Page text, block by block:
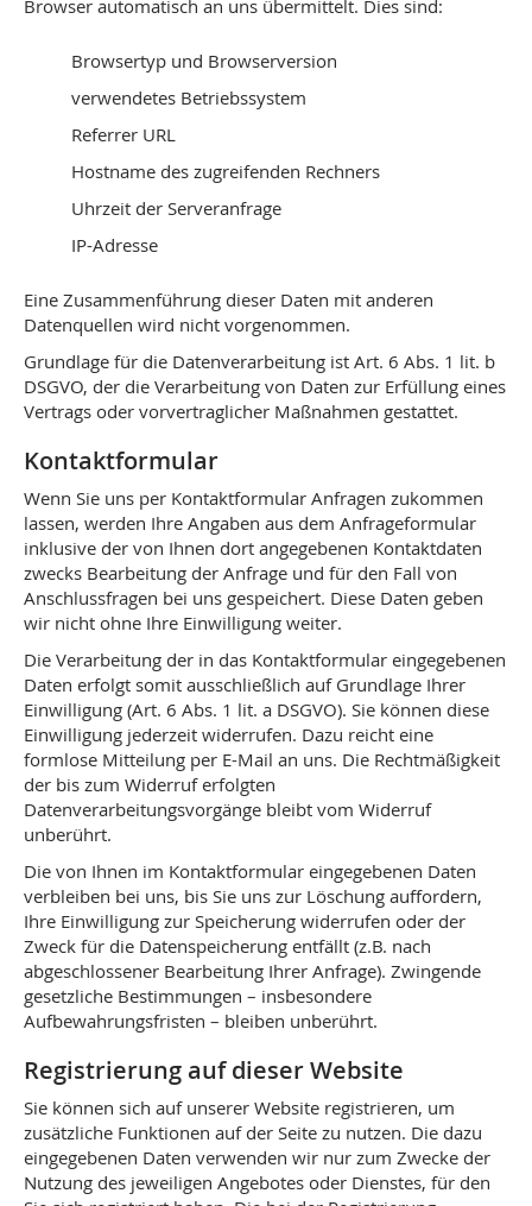
Browser automatisch an uns übermittelt. Dies sind:
Browsertyp und Browserversion
verwendetes Betriebssystem
Referrer URL
Hostname des zugreifenden Rechners
Uhrzeit der Serveranfrage
IP-Adresse
Eine Zusammenführung dieser Daten mit anderen
Datenquellen wird nicht vorgenommen.
Grundlage für die Datenverarbeitung ist Art. 6 Abs. 1 lit. b
DSGVO, der die Verarbeitung von Daten zur Erfüllung eines
Vertrags oder vorvertraglicher Maßnahmen gestattet.
Kontaktformular
Wenn Sie uns per Kontaktformular Anfragen zukommen
lassen, werden Ihre Angaben aus dem Anfrageformular
inklusive der von Ihnen dort angegebenen Kontaktdaten
zwecks Bearbeitung der Anfrage und für den Fall von
Anschlussfragen bei uns gespeichert. Diese Daten geben
wir nicht ohne Ihre Einwilligung weiter.
Die Verarbeitung der in das Kontaktformular eingegebenen
Daten erfolgt somit ausschließlich auf Grundlage Ihrer
Einwilligung (Art. 6 Abs. 1 lit. a DSGVO). Sie können diese
Einwilligung jederzeit widerrufen. Dazu reicht eine
formlose Mitteilung per E-Mail an uns. Die Rechtmäßigkeit
der bis zum Widerruf erfolgten
Datenverarbeitungsvorgänge bleibt vom Widerruf
unberührt.
Die von Ihnen im Kontaktformular eingegebenen Daten
verbleiben bei uns, bis Sie uns zur Löschung auffordern,
Ihre Einwilligung zur Speicherung widerrufen oder der
Zweck für die Datenspeicherung entfällt (z.B. nach
abgeschlossener Bearbeitung Ihrer Anfrage). Zwingende
gesetzliche Bestimmungen – insbesondere
Aufbewahrungsfristen – bleiben unberührt.
Registrierung auf dieser Website
Sie können sich auf unserer Website registrieren, um
zusätzliche Funktionen auf der Seite zu nutzen. Die dazu
eingegebenen Daten verwenden wir nur zum Zwecke der
Nutzung des jeweiligen Angebotes oder Dienstes, für den